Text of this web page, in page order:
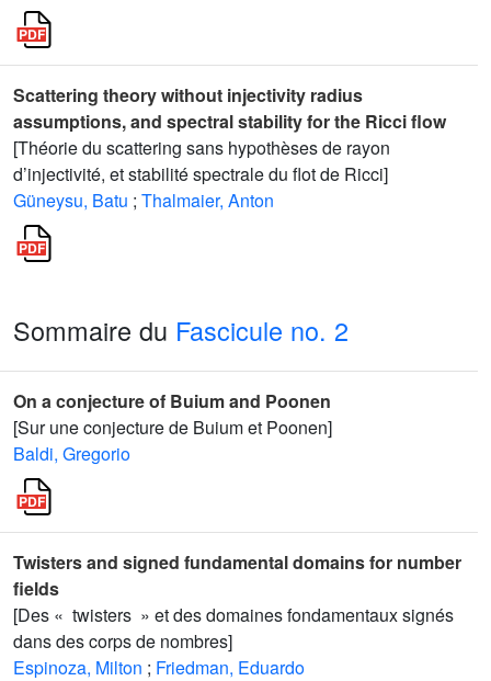
Scattering theory without injectivity radius
assumptions, and spectral stability for the Ricci flow
[Théorie du scattering sans hypothèses de rayon
d’injectivité, et stabilité spectrale du flot de Ricci]
Güneysu, Batu ; Thalmaier, Anton
Sommaire du Fascicule no. 2
On a conjecture of Buium and Poonen
[Sur une conjecture de Buium et Poonen]
Baldi, Gregorio
Twisters and signed fundamental domains for number
fields
[Des « twisters » et des domaines fondamentaux signés
dans des corps de nombres]
Espinoza, Milton ; Friedman, Eduardo